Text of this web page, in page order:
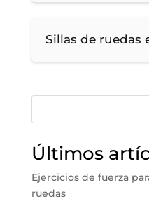
Sillas de ruedas
Últimos
Ejercicios de fuerza
ruedas